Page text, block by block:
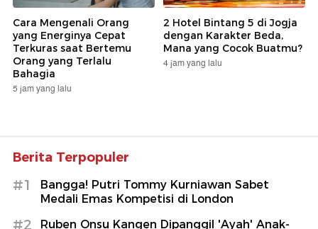
Cara Mengenali Orang
yang Energinya Cepat
Terkuras saat Bertemu
Orang yang Terlalu
Bahagia
5 jam yang lalu
2 Hotel Bintang 5 di Jogja
dengan Karakter Beda,
Mana yang Cocok Buatmu?
4 jam yang lalu
Berita Terpopuler
#1
Bangga! Putri Tommy Kurniawan Sabet
Medali Emas Kompetisi di London
#2
Ruben Onsu Kangen Dipanggil 'Ayah' Anak-